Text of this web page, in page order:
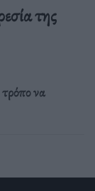
της
τρόπο να